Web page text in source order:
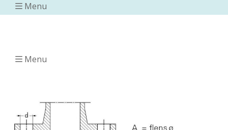
Menu
Menu